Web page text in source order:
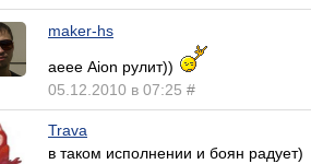
maker-hs
аеее Aion рулит))
05.12.2010 в 07:25 #
Trava
в таком исполнении и боян радует)